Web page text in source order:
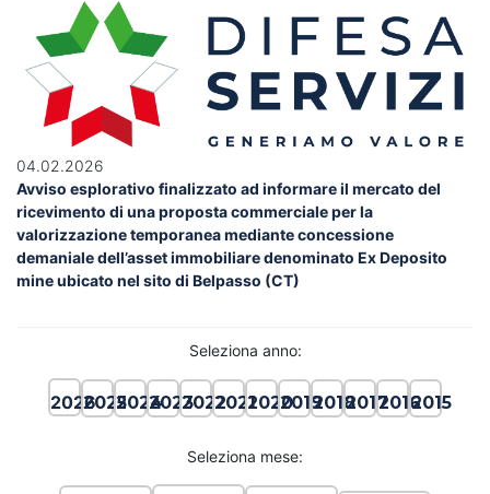
04.02.2026
Avviso esplorativo finalizzato ad informare il mercato del
ricevimento di una proposta commerciale per la
valorizzazione temporanea mediante concessione
demaniale dell’asset immobiliare denominato Ex Deposito
mine ubicato nel sito di Belpasso (CT)
Seleziona anno:
202620252024202320222021202020192018201720162015
Seleziona mese: